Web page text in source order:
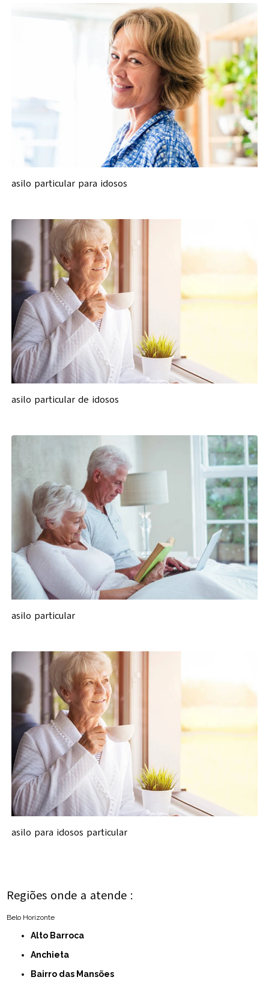
asilo particular para idosos
asilo particular de idosos
asilo particular
asilo para idosos particular
Regiões onde a atende :
Belo Horizonte
Alto Barroca
Anchieta
Bairro das Mansões